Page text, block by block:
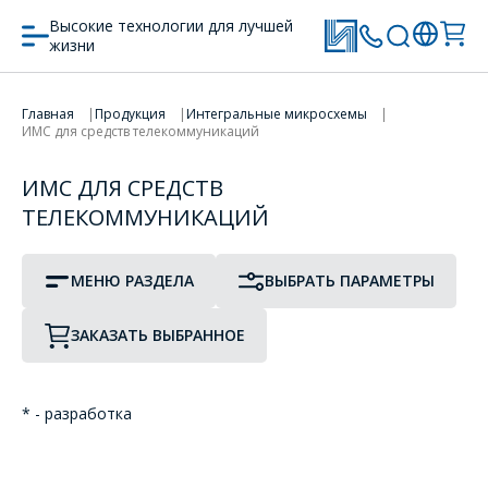
Высокие технологии для лучшей
жизни
Главная Продукция
Интегральные микросхемы
ИМС для средств телекоммуникаций
ИМС ДЛЯ СРЕДСТВ
ТЕЛЕКОММУНИКАЦИЙ
МЕНЮ РАЗДЕЛА
ИКМ-кофидеки
идентификации RFID
ИМС для телефонных (таксофонных)
ИМС для электронных ключей
ИМС номеронабирателей
ИМС однокристального телефона
ВЫБРАТЬ ПАРАМЕТРЫ
D
DS1961
DS1990A
HM9170
K
ЗАКАЗАТЬ ВЫБРАННОЕ
* - разработка